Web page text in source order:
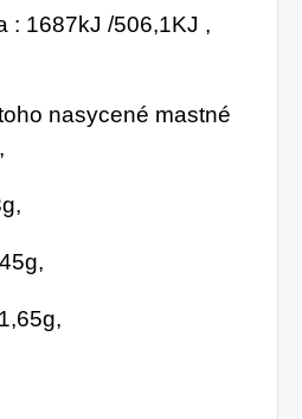
: 1687kJ /506,1KJ ,
nasycené mastné